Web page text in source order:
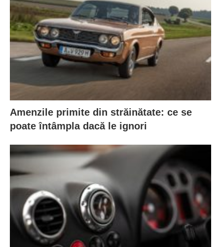
Amenzile primite din străinătate: ce se
poate întâmpla dacă le ignori